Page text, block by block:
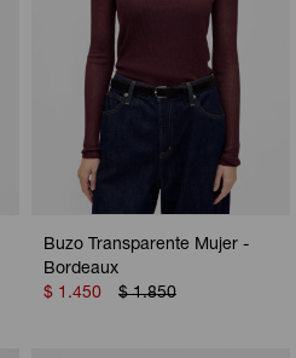
Buzo Transparente Mujer -
Bordeaux
$ 1.450 $ 1.850